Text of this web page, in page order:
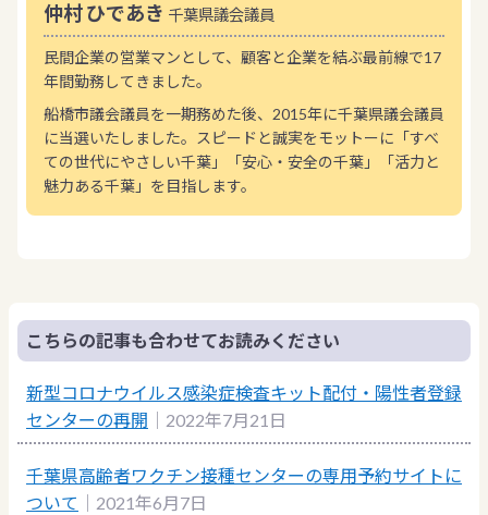
仲村 ひであき 千葉県議会議員
民間企業の営業マンとして、顧客と企業を結ぶ最前線で17
年間勤務してきました。
船橋市議会議員を一期務めた後、2015年に千葉県議会議員
に当選いたしました。スピードと誠実をモットーに「すべ
ての世代にやさしい千葉」「安心・安全の千葉」「活力と
魅力ある千葉」を目指します。
こちらの記事も合わせてお読みください
新型コロナウイルス感染症検査キット配付・陽性者登録
センターの再開
｜2022年7月21日
千葉県高齢者ワクチン接種センターの専用予約サイトに
ついて
｜2021年6月7日